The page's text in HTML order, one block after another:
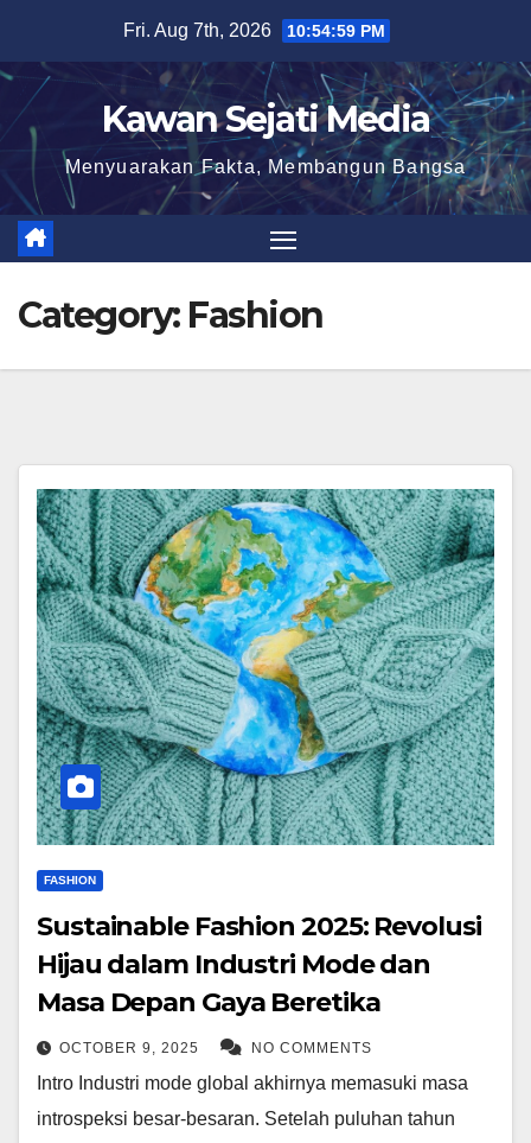
content
Fri. Aug 7th, 2026 10:55:01 PM
Kawan Sejati Media
Menyuarakan Fakta, Membangun Bangsa
Category: Fashion
FASHION
Sustainable Fashion 2025: Revolusi
Hijau dalam Industri Mode dan
Masa Depan Gaya Beretika
OCTOBER 9, 2025 NO COMMENTS
Intro Industri mode global akhirnya memasuki masa
introspeksi besar-besaran. Setelah puluhan tahun